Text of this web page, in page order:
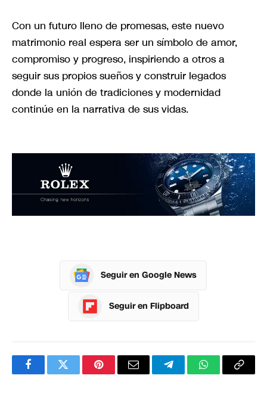
Con un futuro lleno de promesas, este nuevo
matrimonio real espera ser un símbolo de amor,
compromiso y progreso, inspiriendo a otros a
seguir sus propios sueños y construir legados
donde la unión de tradiciones y modernidad
continúe en la narrativa de sus vidas.
Seguir en Google News
Seguir en Flipboard
FacebookTwitterPinterestCorreoTelegramWhatsApp